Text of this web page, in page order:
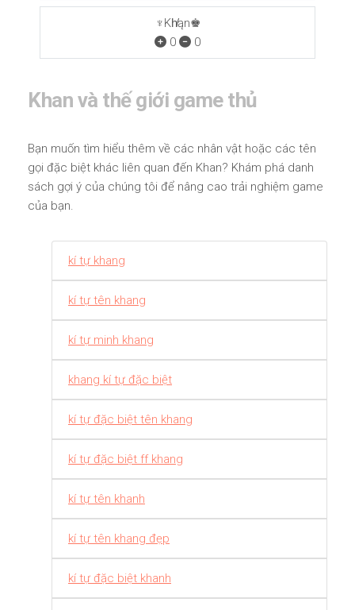
♆Kh̸ąn♚
0
0
Khan và thế giới game thủ
Bạn muốn tìm hiểu thêm về các nhân vật hoặc các tên
gọi đặc biệt khác liên quan đến Khan? Khám phá danh
sách gợi ý của chúng tôi để nâng cao trải nghiệm game
của bạn.
kí tự khang
kí tự tên khang
kí tự minh khang
khang kí tự đặc biệt
kí tự đặc biệt tên khang
kí tự đặc biệt ff khang
kí tự tên khanh
kí tự tên khang đẹp
kí tự đặc biệt khanh